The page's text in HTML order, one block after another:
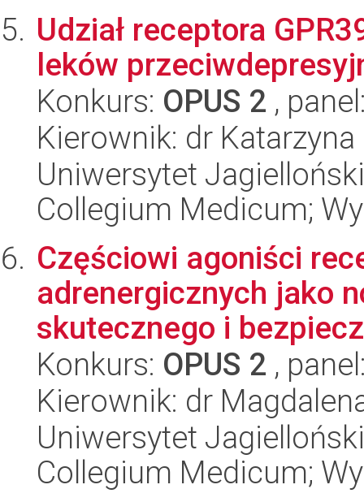
Udział receptora
leków
Konkurs: OPUS 2 ,
Kierownik: dr Katarzyna
Uniwersytet
Collegium Medicum;
Częściowi agoniści
adrenergicznych jako
skutecznego i
Konkurs: OPUS 2 ,
Kierownik: dr
Uniwersytet
Collegium Medicum;